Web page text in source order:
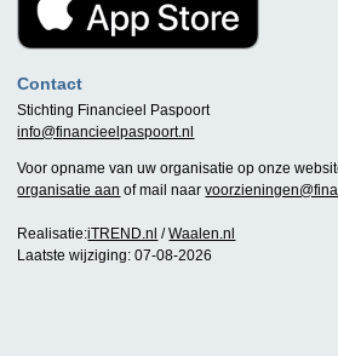
Contact
Stichting Financieel Paspoort
info@financieelpaspoort.nl
Voor opname van uw organisatie op onze
organisatie aan of mail naar
Realisatie:iTREND.nl /Waalen.nl
Laatste wijziging: 07-08-2026